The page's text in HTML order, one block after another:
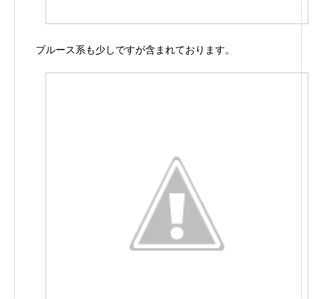
ブルース系も少しですが含まれております。